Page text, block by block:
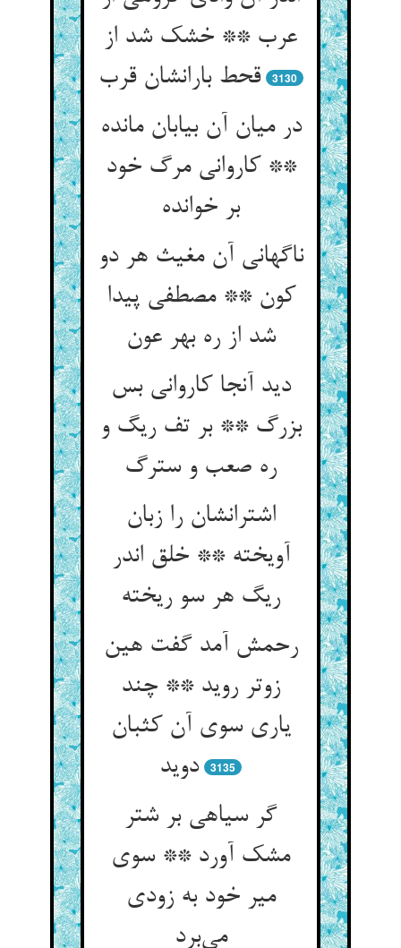
عرب ** خشک شد از
قحط بارانشان قرب
3130
در میان آن بیابان مانده
** کاروانی مرگ خود
بر خوانده
ناگهانی آن مغیث هر دو
کون ** مصطفی پیدا
شد از ره بهر عون
دید آنجا کاروانی بس
بزرگ ** بر تف ریگ و
ره صعب و سترگ
اشترانشان را زبان
آویخته ** خلق اندر
ریگ هر سو ریخته
رحمش آمد گفت هین
زوتر روید ** چند
یاری سوی آن کثبان
دوید
3135
گر سیاهی بر شتر
مشک آورد ** سوی
میر خود به زودی
می‌برد